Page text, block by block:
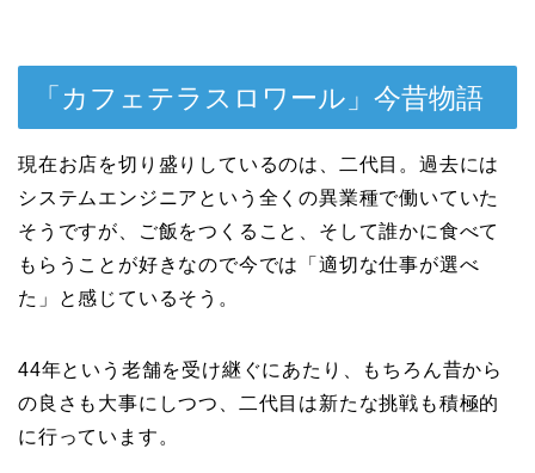
「カフェテラスロワール」今昔物語
現在お店を切り盛りしているのは、二代目。過去には
システムエンジニアという全くの異業種で働いていた
そうですが、ご飯をつくること、そして誰かに食べて
もらうことが好きなので今では「適切な仕事が選べ
た」と感じているそう。
44年という老舗を受け継ぐにあたり、もちろん昔から
の良さも大事にしつつ、二代目は新たな挑戦も積極的
に行っています。